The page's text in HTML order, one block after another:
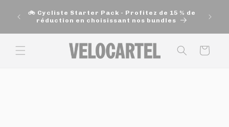
passer
au
🚲 Cycliste Starter Pack - Profitez de 15 % de
réduction en choisissant nos bundles
200$
Panier